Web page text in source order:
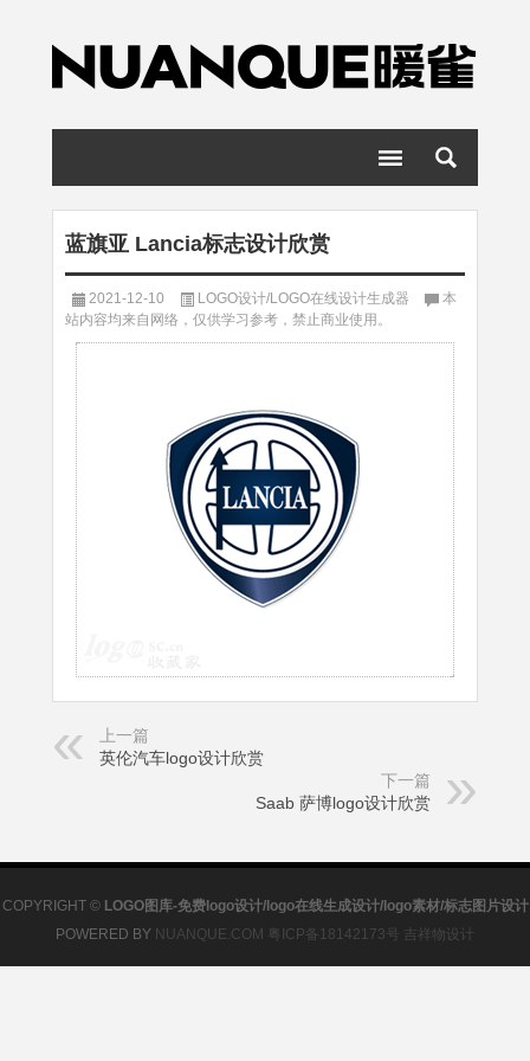
蓝旗亚 Lancia标志设计欣赏
2021-12-10 LOGO设计/LOGO在线设计生成器
本
站内容均来自网络，仅供学习参考，禁止商业使用。
上一篇
英伦汽车logo设计欣赏
下一篇
Saab 萨博logo设计欣赏
COPYRIGHT © LOGO图库-免费logo设计/logo在线生成设计/logo素材/标志图片设计
POWERED BY NUANQUE.COM 粤ICP备18142173号 吉祥物设计